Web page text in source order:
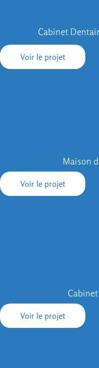
Cabinet
Voir le projet
Maison
Voir le projet
Voir le projet